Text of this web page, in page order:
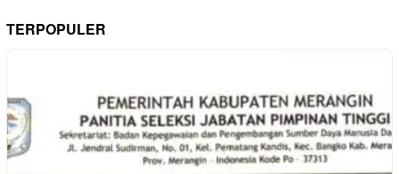
TERPOPULER